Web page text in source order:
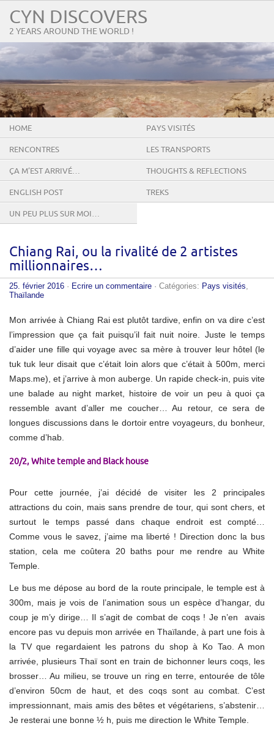
CYN DISCOVERS
2 YEARS AROUND THE WORLD !
HOME PAYS VISITÉS
RENCONTRES LES TRANSPORTS
ÇA M’EST ARRIVÉ… THOUGHTS & REFLECTIONS
ENGLISH POST TREKS
UN PEU PLUS SUR MOI…
Chiang Rai, ou la rivalité de 2 artistes
millionnaires…
25. février 2016 · Ecrire un commentaire · Catégories: Pays visités
Thaïlande
Mon arrivée à Chiang Rai est plutôt tardive, enfin on va dire c’est
l’impression que ça fait puisqu’il fait nuit noire. Juste le temps
d’aider une fille qui voyage avec sa mère à trouver leur hôtel (le
tuk tuk leur disait que c’était loin alors que c’était à 500m, merci
Maps.me), et j’arrive à mon auberge. Un rapide check-in, puis vite
une balade au night market, histoire de voir un peu à quoi ça
ressemble avant d’aller me coucher…Au retour, ce sera de
longues discussions dans le dortoir entre voyageurs, du bonheur,
comme d’hab.
20/2, White temple and Black house
Pour cette journée, j’ai décidé de visiter les 2 principales
attractions du coin, mais sans prendre de tour, qui sont chers, et
surtout le temps passé dans chaque endroit est compté…
Comme vous le savez, j’aime ma liberté ! Direction donc la bus
station, cela me coûtera 20 baths pour me rendre au White
Temple.
Le bus me dépose au bord de la route principale, le temple est à
300m, mais je vois de l’animation sous un espèce d’hangar, du
coup je m’y dirige… Il s’agit de combat de coqs ! Je n’en avais
encore pas vu depuis mon arrivée en Thaïlande, à part une fois à
la TV que regardaient les patrons du shop à Ko Tao. A mon
arrivée, plusieurs Thaï sont en train de bichonner leurs coqs, les
brosser… Au milieu, se trouve un ring en terre, entourée de tôle
d’environ 50cm de haut, et des coqs sont au combat. C’est
impressionnant, mais amis des bêtes et végétariens, s’abstenir…
Je resterai une bonne ½ h, puis me direction le White Temple.